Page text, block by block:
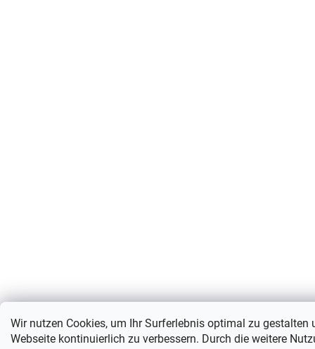
Wir nutzen Cookies, um Ihr Surferlebnis optimal zu gestalten
Webseite kontinuierlich zu verbessern. Durch die weitere